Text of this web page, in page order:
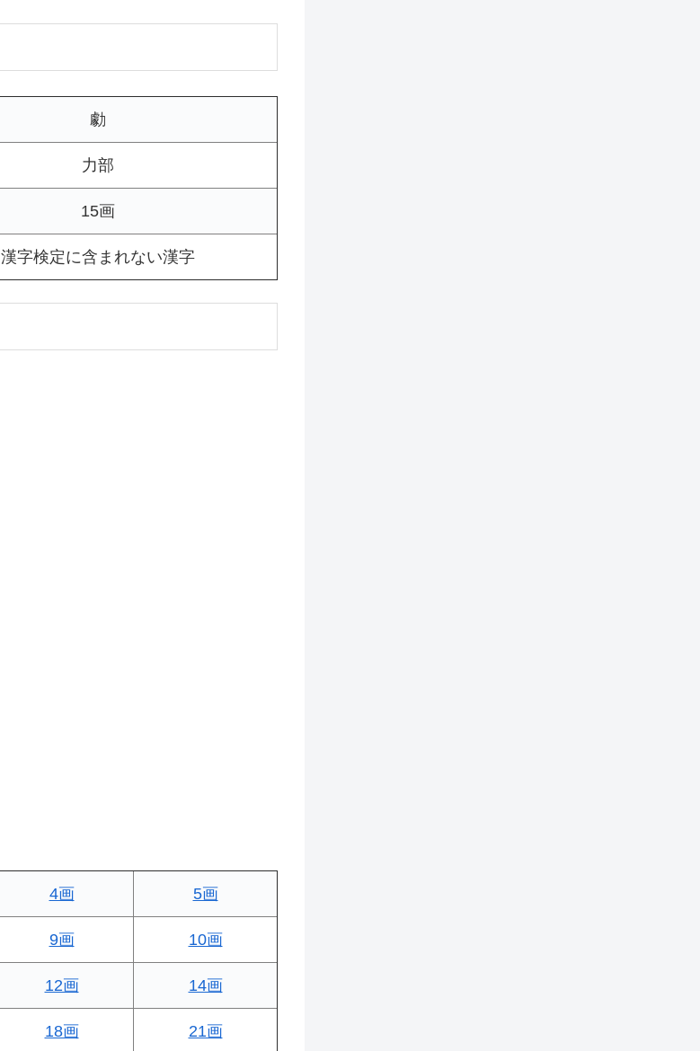
勮
力部
15画
漢字検定に含まれない漢字
4画 5画
9画 10画
12画 14画
18画 21画